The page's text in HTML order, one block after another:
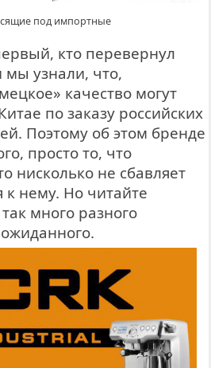
под импортные
кто перевернул
узнали, что,
качество могут
по заказу российских
Поэтому об этом бренде
просто то, что
нисколько не сбавляет
нему. Но читайте
много разного